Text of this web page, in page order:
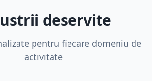
deservite
pentru fiecare domeniu de
activitate